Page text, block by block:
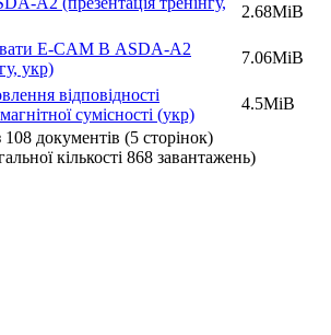
2.68MiB
E-CAM В ASDA-A2
укр)
7.06MiB
відповідності
сумісності (укр)
4.5MiB
документів (5 сторінок)
кількості 868 завантажень)